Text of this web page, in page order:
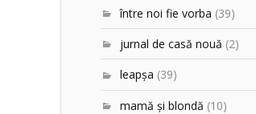
între noi fie vorba (39)
jurnal de casă nouă (2)
leapşa (39)
mamă şi blondă (10)